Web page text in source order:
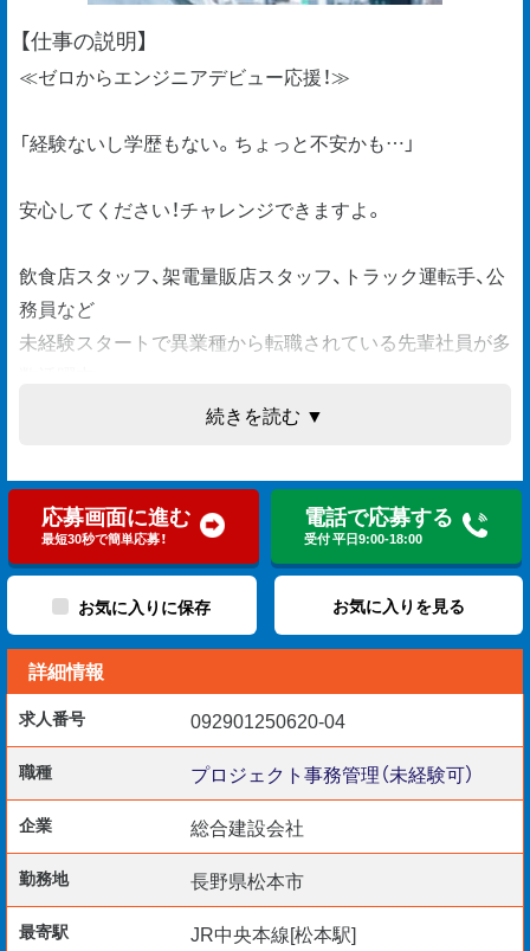
【仕事の説明】
≪ゼロからエンジニアデビュー応援！≫
「経験ないし学歴もない。ちょっと不安かも…」
安心してください！チャレンジできますよ。
飲食店スタッフ、架電量販店スタッフ、トラック運転手、公
務員など
未経験スタートで異業種から転職されている先輩社員が多
・品質管理（写真・設計図の完成チェック）
・書類・図面の整理・作成・保管など事務作業
・スケジュール管理
・安全管理（事故や怪我の防止）
・工程管理（資材や職人手配、工事進捗の記録）
・協力会社さんに連絡して、人員状況などを確認
・お客様からの問合せ対応（電話、メール）等
【具体的なプロジェクト例】
・ホテル新築工事(名古屋市)
・店舗リニューアル工事(春日井市)
・駅前再開発プロジェクト(三島市)
・工場改修工事(掛川市)
続きを読む ▼
応募画面に進む
最短30秒で簡単応募！
電話で応募する
受付 平日9:00-18:00
お気に入りに保存 お気に入りを見る
詳細情報
求人番号 092901250620-04
職種 プロジェクト事務管理（未経験可）
企業 総合建設会社
勤務地 長野県松本市
最寄駅 JR中央本線[松本駅]